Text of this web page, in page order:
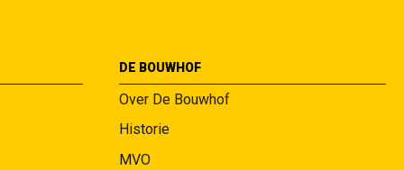
DE BOUWHOF
Over De Bouwhof
Historie
MVO